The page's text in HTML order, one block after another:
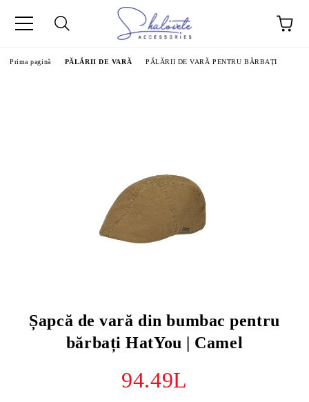
Prima pagină PĂLĂRII DE VARĂ PĂLĂRII DE VARĂ PENTRU BĂRBAȚI
Șapcă de vară din bumbac pentru
bărbați HatYou | Camel
94.49L